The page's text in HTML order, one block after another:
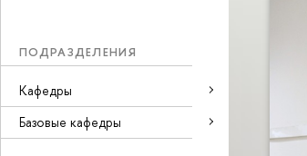
ПОДРАЗДЕЛЕНИЯ
Кафедры
Базовые кафедры